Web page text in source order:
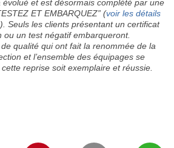
évolué et est désormais complété par une
ET EMBARQUEZ” (voir les détails
). Seuls les clients présentant un certificat
ou un test négatif embarqueront.
qualité qui ont fait la renommée de la
et l’ensemble des équipages se
reprise soit exemplaire et réussie.